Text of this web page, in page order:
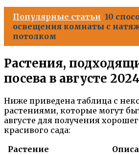
Популярные статьи 10
освещения комнаты с
потолком
Растения,
посева в августе
Ниже приведена таблица с
растениями, которые могут
августе для получения
красивого сада:
Растение